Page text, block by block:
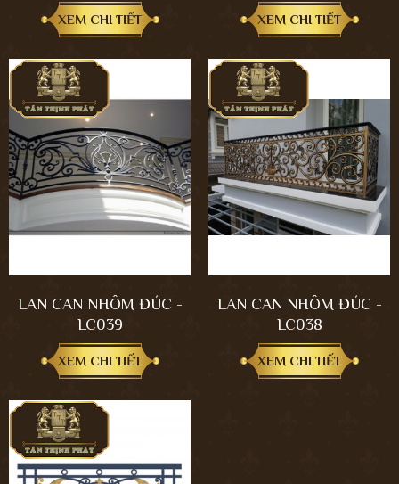
XEM CHI TIẾT XEM CHI TIẾT
LAN CAN NHÔM ĐÚC -
LC039
XEM CHI TIẾT
LAN CAN NHÔM ĐÚC -
LC038
XEM CHI TIẾT